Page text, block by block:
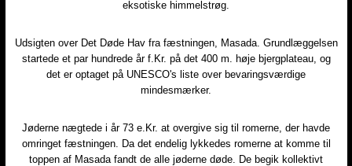
eksotiske himmelstrøg.​
Udsigten over Det Døde Hav fra fæstningen, Masada. Grundlæggelsen
startede et par hundrede år f.Kr. på det 400 m. høje bjergplateau, og
det er optaget på UNESCO's liste over bevaringsværdige
mindesmærker.​
Jøderne nægtede i år 73 e.Kr. at overgive sig til romerne, der havde
omringet fæstningen. Da det endelig lykkedes romerne at komme til
toppen af Masada fandt de alle jøderne døde. De begik kollektivt